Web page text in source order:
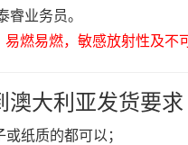
睿业务员。
燃易燃，敏感放射性及不
澳大利亚发货要求
纸质的都可以；